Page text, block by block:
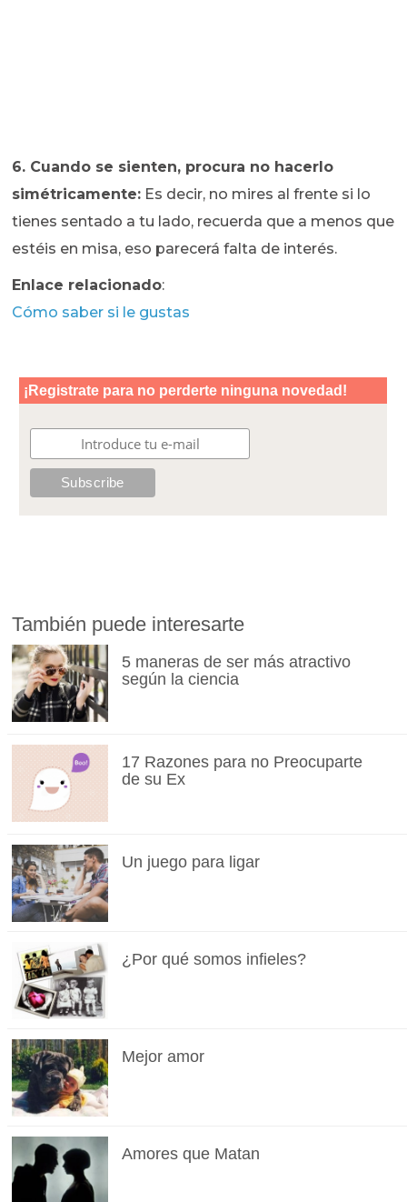
6. Cuando se sienten, procura no hacerlo
simétricamente: Es decir, no mires al frente si lo
tienes sentado a tu lado, recuerda que a menos que
estéis en misa, eso parecerá falta de interés.
Enlace relacionado:
Cómo saber si le gustas
También puede interesarte
5 maneras de ser más atractivo
según la ciencia
17 Razones para no Preocuparte
de su Ex
Un juego para ligar
¿Por qué somos infieles?
Mejor amor
Amores que Matan